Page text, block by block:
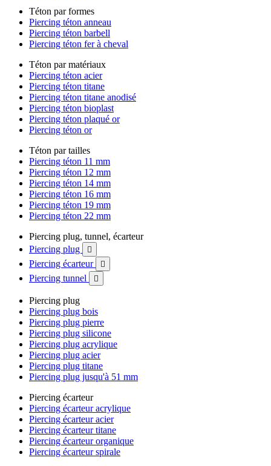
Téton par formes
Piercing téton anneau
Piercing téton barbell
Piercing téton fer à cheval
Téton par matériaux
Piercing téton acier
Piercing téton titane
Piercing téton titane anodisé
Piercing téton bioplast
Piercing téton plaqué or
Piercing téton or
Téton par tailles
Piercing téton 11 mm
Piercing téton 12 mm
Piercing téton 14 mm
Piercing téton 16 mm
Piercing téton 19 mm
Piercing téton 22 mm
Piercing plug, tunnel, écarteur
Piercing plug

Piercing écarteur 
Piercing tunnel 
Piercing plug
Piercing plug bois
Piercing plug pierre
Piercing plug silicone
Piercing plug acrylique
Piercing plug acier
Piercing plug titane
Piercing plug jusqu'à 51 mm
Piercing écarteur
Piercing écarteur acrylique
Piercing écarteur acier
Piercing écarteur titane
Piercing écarteur organique
Piercing écarteur spirale